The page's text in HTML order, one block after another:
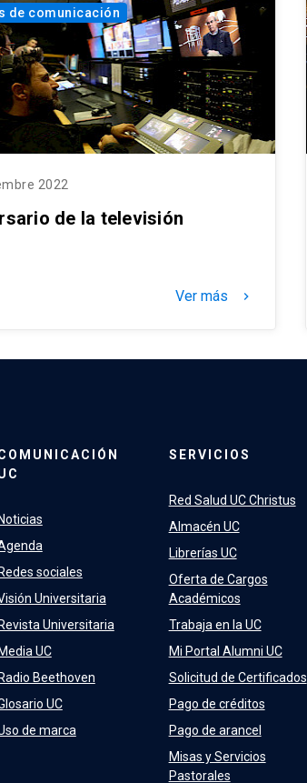
de comunicación
2022
de la televisión
Ver más keyboard_arrow_right
Noticias
Redes sociales
Universitaria
Revista Universitaria
Media UC
Radio Beethoven
UC
de marca
SERVICIOS
Red Salud UC Christus
Almacén UC
Librerías UC
Oferta de Cargos
Académicos
Trabaja en la UC
Mi Portal Alumni UC
Solicitud de Certificados
Pago de créditos
Pago de arancel
Misas y Servicios
Pastorales